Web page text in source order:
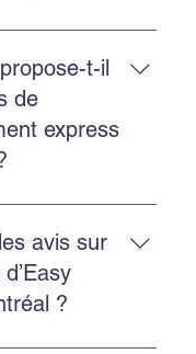
obtenez une
choisissez
et utilisez
besoin.
t-il
de
express
propose des
et flexibles pour
et assurer un
efficace.
avis sur
?